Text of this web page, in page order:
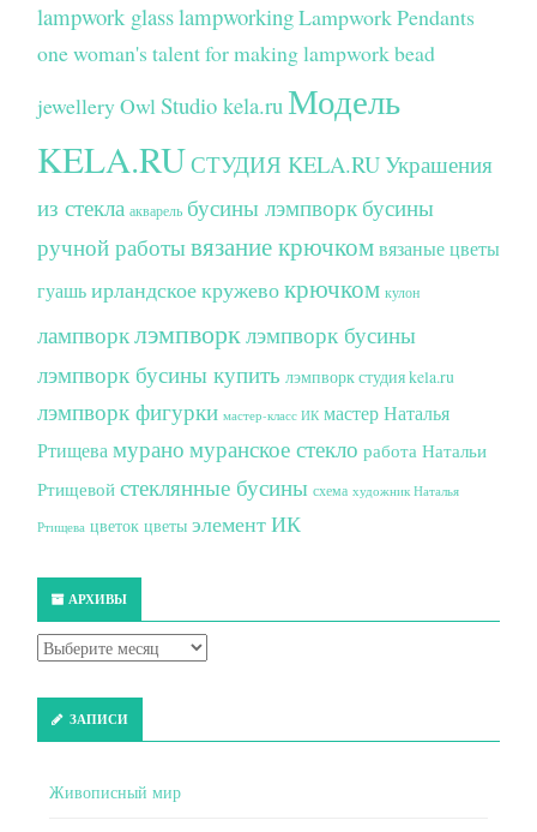
lampwork glasslampworkingLampwork Pendants
one woman's talent for making lampwork bead
jewelleryOwlStudio kela.ru Модель
KELA.RUСТУДИЯ KELA.RUУкрашения
из стекла акварель бусины лэмпворк бусины
ручной работывязание крючкомвязаные цветы
гуашьирландское кружевокрючком кулон
лампворклэмпворклэмпворк бусины
лэмпворк бусины купить лэмпворк студия kela.ru
лэмпворк фигурки мастер-класс ИК мастер Наталья
Ртищевамурано муранское стекло работа Натальи
Ртищевой стеклянные бусины схема художник Наталья
Ртищева цветок цветы элемент ИК
АРХИВЫ
ЗАПИСИ
Живописный мир